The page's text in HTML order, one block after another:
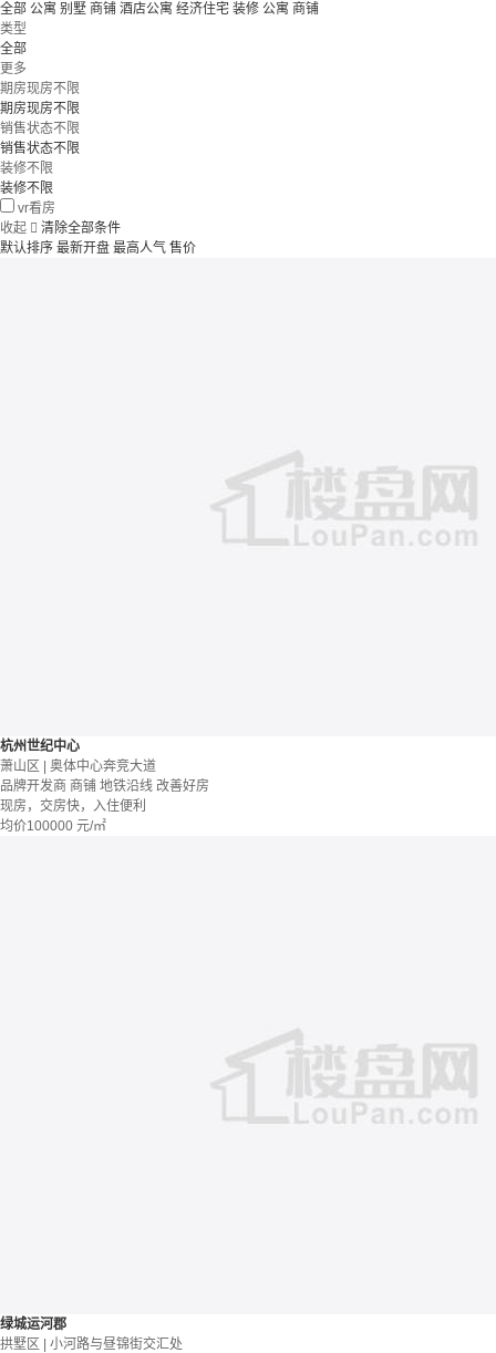
全部 公寓 别墅 商铺 酒店公寓 经济住宅 装修 公寓 商铺
类型
全部
更多
期房现房不限
期房现房不限
销售状态不限
销售状态不限
装修不限
装修不限
vr看房
收起  清除全部条件
默认排序 最新开盘 最高人气 售价
杭州世纪中心
萧山区 | 奥体中心奔竞大道
品牌开发商 商铺 地铁沿线 改善好房
现房，交房快，入住便利
均价100000 元/㎡
绿城运河郡
拱墅区 | 小河路与昼锦街交汇处